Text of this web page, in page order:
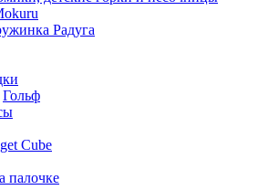
Радуга
Гольф
Cube
палочке